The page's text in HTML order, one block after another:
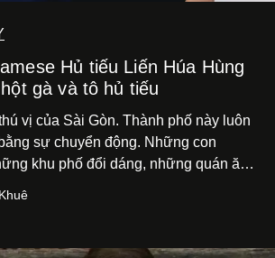
Hủ tiếu Liến Húa Hùng
gà và tô hủ tiếu
vị của Sài Gòn. Thành phố này luôn
sự chuyển động. Những con
khu phố đổi dáng, những quán ăn
xu hướng tiếp theo, về những điều